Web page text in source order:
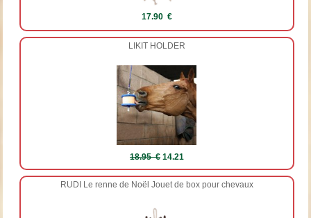
17.90 €
LIKIT HOLDER
18.95 €14.21
RUDI Le renne de Noël Jouet de box pour chevaux